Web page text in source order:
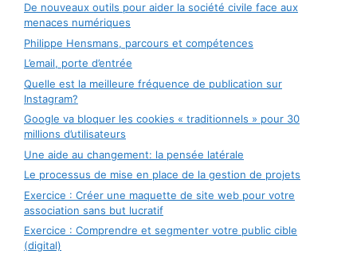
De nouveaux outils pour aider la société civile face aux
menaces numériques
Philippe Hensmans, parcours et compétences
L’email, porte d’entrée
Quelle est la meilleure fréquence de publication sur
Instagram?
Google va bloquer les cookies « traditionnels » pour 30
millions d’utilisateurs
Une aide au changement: la pensée latérale
Le processus de mise en place de la gestion de projets
Exercice : Créer une maquette de site web pour votre
association sans but lucratif
Exercice : Comprendre et segmenter votre public cible
(digital)